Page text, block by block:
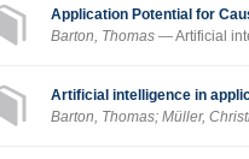
Application Potential for
Barton, Thomas
Artificial
Artificial intelligence in
Barton, Thomas; Müller,